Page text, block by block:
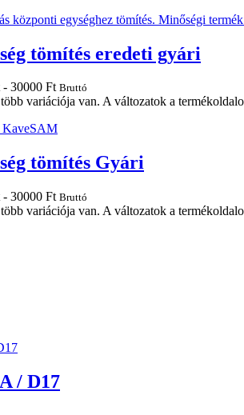
tömítés eredeti gyári
30000 Ft Bruttó
variációja van. A változatok a
tömítés Gyári
30000 Ft Bruttó
variációja van. A változatok a
/ D17